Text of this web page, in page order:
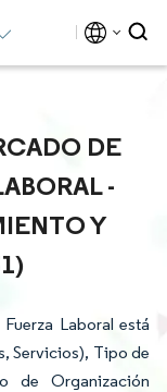
DE
-
Y
Laboral está
Servicios), Tipo de
de Organización